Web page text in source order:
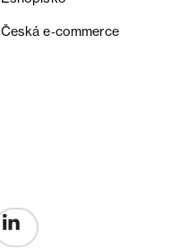
Česká e‑commerce